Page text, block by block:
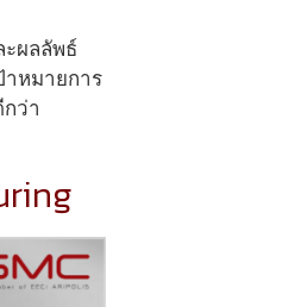
ผลลัพธ์
าหมายการ
ว่า